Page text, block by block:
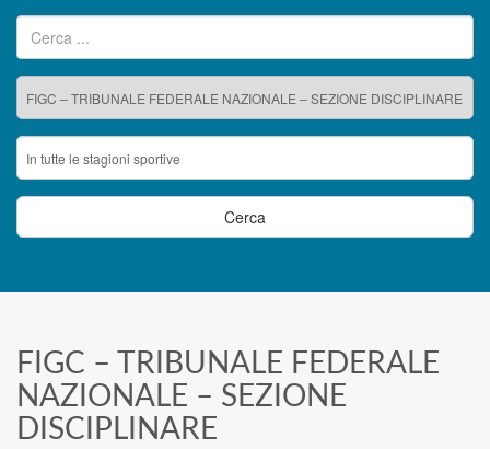
Ricerca per:
FIGC – TRIBUNALE FEDERALE
NAZIONALE – SEZIONE
DISCIPLINARE